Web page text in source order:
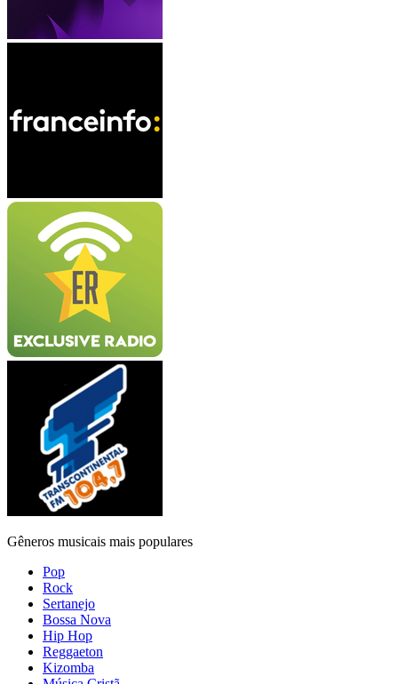
Gêneros musicais mais populares
Pop
Rock
Sertanejo
Bossa Nova
Hip Hop
Reggaeton
Kizomba